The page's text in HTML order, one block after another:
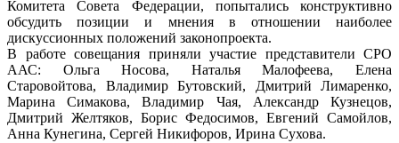
Комитета Совета Федерации, попытались конструктивно
обсудить позиции и мнения в отношении наиболее
дискуссионных положений законопроекта.
В работе совещания приняли участие представители СРО
ААС: Ольга Носова, Наталья Малофеева, Елена
Старовойтова, Владимир Бутовский, Дмитрий Лимаренко,
Марина Симакова, Владимир Чая, Александр Кузнецов,
Дмитрий Желтяков, Борис Федосимов, Евгений Самойлов,
Анна Кунегина, Сергей Никифоров, Ирина Сухова.